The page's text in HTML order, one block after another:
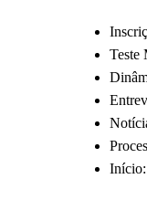
Teste